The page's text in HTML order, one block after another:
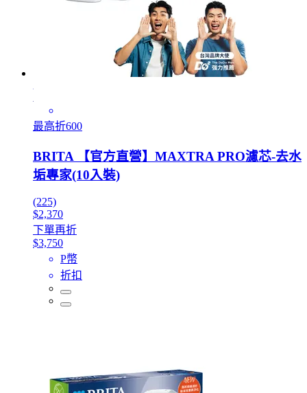
最高折600
BRITA 【官方直營】MAXTRA PRO濾芯-去水
垢專家(10入裝)
(225)
$2,370
下單再折
$3,750
P幣
折扣